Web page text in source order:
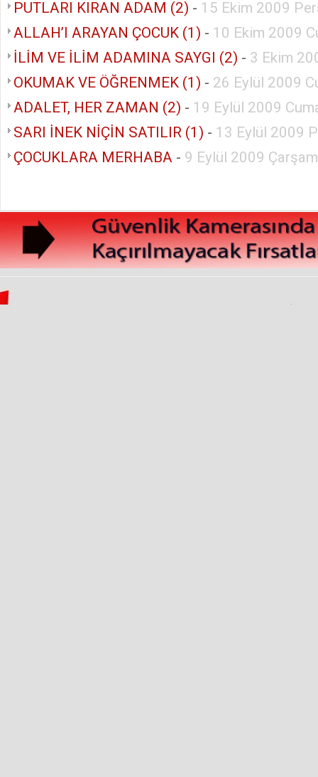
PUTLARI KIRAN ADAM (2) - 15 Ekim 2009
ALLAH’I ARAYAN ÇOCUK (1) - 10 Ekim 2009
İLİM VE İLİM ADAMINA SAYGI (2) - 3 Ekim
OKUMAK VE ÖĞRENMEK (1) - 26 Eylül 2009
ADALET, HER ZAMAN (2) - 19 Eylül 2009
SARI İNEK NİÇİN SATILIR (1) - 13 Eylül 2009
ÇOCUKLARA MERHABA - 9 Eylül 2009